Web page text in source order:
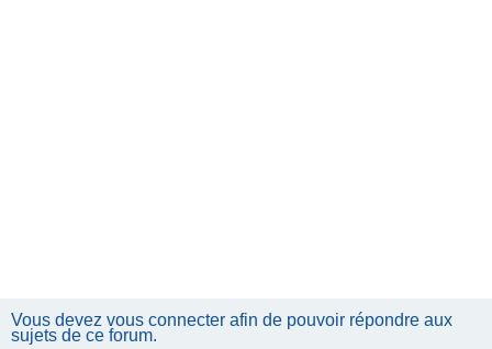
Vous devez vous connecter afin de pouvoir répondre aux
sujets de ce forum.